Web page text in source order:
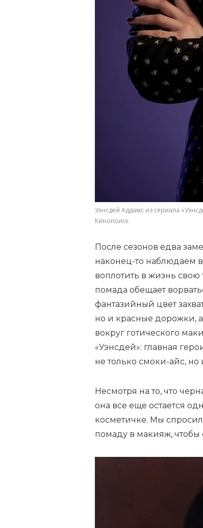
Уэнсдей Аддамс из сериала
Кинопоиск
После сезонов едва
наконец-то наблюдаем
воплотить в жизнь свою
помада обещает
фантазийный цвет
но и красные дорожки,
вокруг готического
«Уэнсдей»: главная
не только смоки-айс,
Несмотря на то, что
она все еще остается
косметичке. Мы
помаду в макияж,